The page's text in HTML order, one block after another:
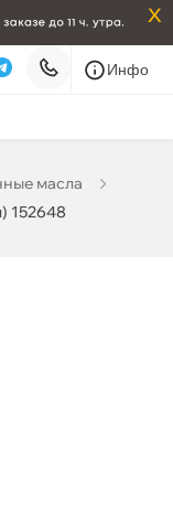
x
Инфо
масла
152648